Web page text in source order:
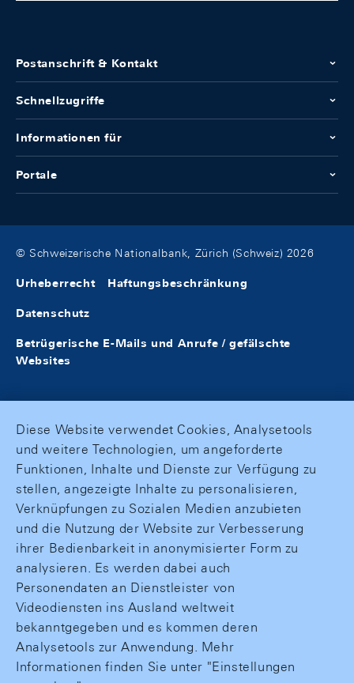
Postanschrift & Kontakt
Schnellzugriffe
Informationen für
Portale
© Schweizerische Nationalbank, Zürich (Schweiz) 2026
Urheberrecht Haftungsbeschränkung
Datenschutz
Betrügerische E-Mails und Anrufe / gefälschte
Websites
Diese Website verwendet Cookies, Analysetools
und weitere Technologien, um angeforderte
Funktionen, Inhalte und Dienste zur Verfügung zu
stellen, angezeigte Inhalte zu personalisieren,
Verknüpfungen zu Sozialen Medien anzubieten
und die Nutzung der Website zur Verbesserung
ihrer Bedienbarkeit in anonymisierter Form zu
analysieren. Es werden dabei auch
Personendaten an Dienstleister von
Videodiensten ins Ausland weltweit
bekanntgegeben und es kommen deren
Analysetools zur Anwendung. Mehr
Informationen finden Sie unter "Einstellungen